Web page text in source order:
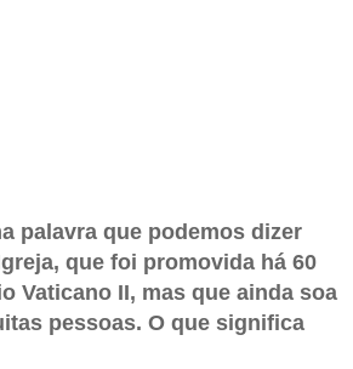
palavra que podemos dizer
que foi promovida há 60
Vaticano II, mas que ainda soa
pessoas. O que significa